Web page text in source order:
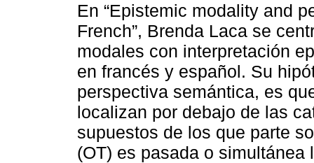
En “Epistemic modality and
French”, Brenda Laca se
modales con interpretación
en francés y español. Su
perspectiva semántica, es
localizan por debajo de las
supuestos de los que parte
(OT) es pasada o